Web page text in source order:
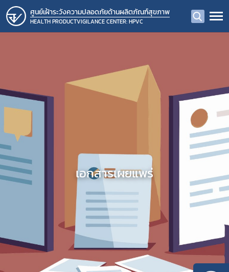
ศูนย์เฝ้าระวังความปลอดภัยด้านผลิตภัณฑ์สุขภาพ
HEALTH PRODUCTVIGILANCE CENTER: HPVC
เอกสารเผยแพร่